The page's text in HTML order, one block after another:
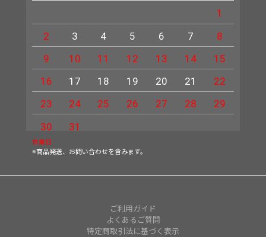
1
2
3 4 5 6 7
8
9
10 11 12 13 14
15
16
17 18 19 20 21
22
23
24 25 26 27 28
29
30
31
休業日
※商品発送、お問い合わせを含みます。
ご利用ガイド
よくあるご質問
特定商取引法に基づく表示